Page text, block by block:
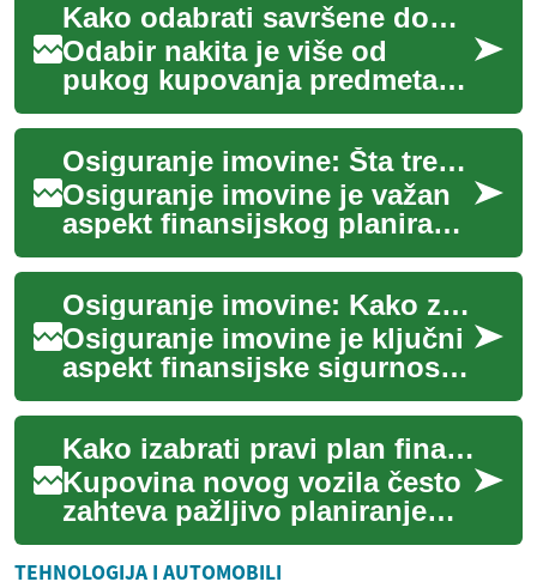
Kako odabrati savršene dodatke
Odabir nakita je više od
pukog kupovanja predmeta;
to je čin izražavanja ličnosti,
stila i priče. Svaki komad
nakita ...
Osiguranje imovine: Šta treba da znate
Osiguranje imovine je važan
aspekt finansijskog planiranja
koji pruža zaštitu vašoj
imovini od različitih rizika.
Bez...
Osiguranje imovine: Kako zaštititi svoju imovinu od nepredviđenih rizika
Osiguranje imovine je ključni
aspekt finansijske sigurnosti
koji mnogi ljudi zanemaruju.
Međutim, nepredviđeni
događa...
Kako izabrati pravi plan finansiranja za novo vozilo
Kupovina novog vozila često
zahteva pažljivo planiranje
finansija: koliko uložiti kao
avans, koja kamatna stopa je
TEHNOLOGIJA I AUTOMOBILI